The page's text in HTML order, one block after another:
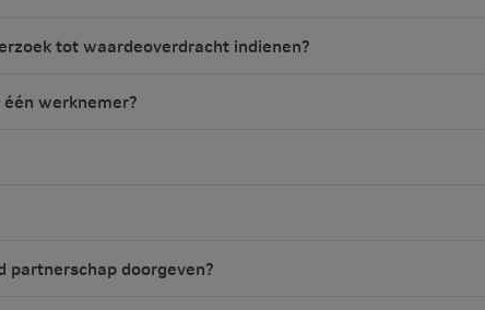
tot waardeoverdracht indienen?
werknemer?
partnerschap doorgeven?